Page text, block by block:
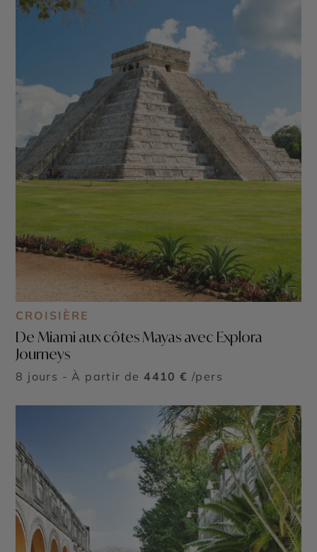
CROISIÈRE
De Miami aux côtes Mayas avec Explora
Journeys
8 jours - À partir de 4410 € /pers